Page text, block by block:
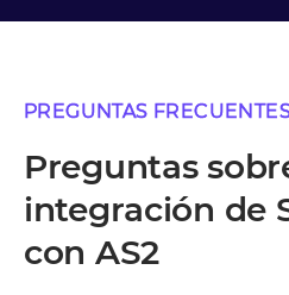
PREGUNTAS
Preguntas
integración de
con AS2